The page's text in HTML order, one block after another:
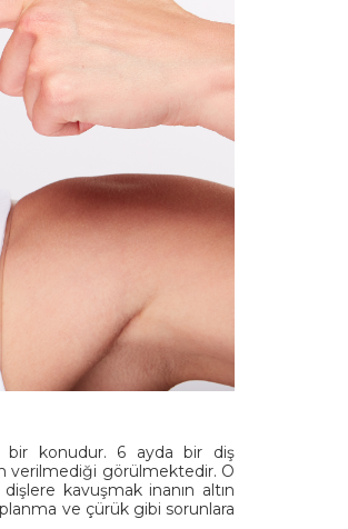
bir konudur. 6 ayda bir diş
verilmediği görülmektedir. O
kavuşmak inanın altın
ve çürük gibi sorunlara